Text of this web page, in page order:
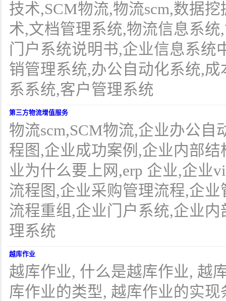
技术,SCM物流,物流scm,数据
术,文档管理系统,物流信息系
门户系统说明书,企业信息系统
销管理系统,办公自动化系统,
系系统,客户管理系统
第三方物流增值服务
物流scm,SCM物流,企业办公自
程图,企业成功案例,企业内部
业为什么要上网,erp 企业,企业
流程图,企业采购管理流程,企
流程重组,企业门户系统,企业
理系统
越库作业
越库作业, 什么是越库作业, 越
库作业的类型, 越库作业的实